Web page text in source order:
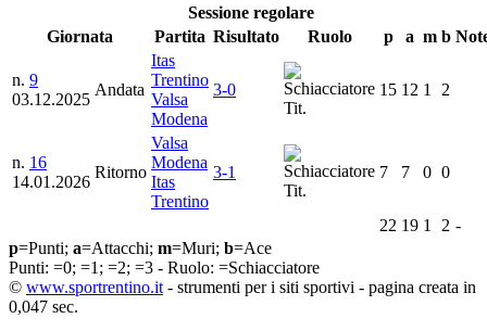
Sessione regolare
Giornata
Partita Risultato Ruolo p a m b
n. 9
03.12.2025
Andata
Itas
Trentino
Valsa
Modena
3-0
Tit.
15 12 1 2
n. 16
14.01.2026
Ritorno
Valsa
Modena
Itas
Trentino
3-1
Tit.
7 7 0 0
22 19 1 2 -
p=Punti; a=Attacchi; m=Muri; b=Ace
Punti: =0; =1; =2; =3 - Ruolo: =Schiacciatore
© www.sportrentino.it - strumenti per i siti sportivi - pagina creata in
0,047 sec.